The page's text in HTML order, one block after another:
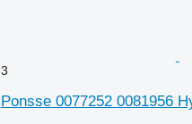
3
Ponsse 0077252 0081956